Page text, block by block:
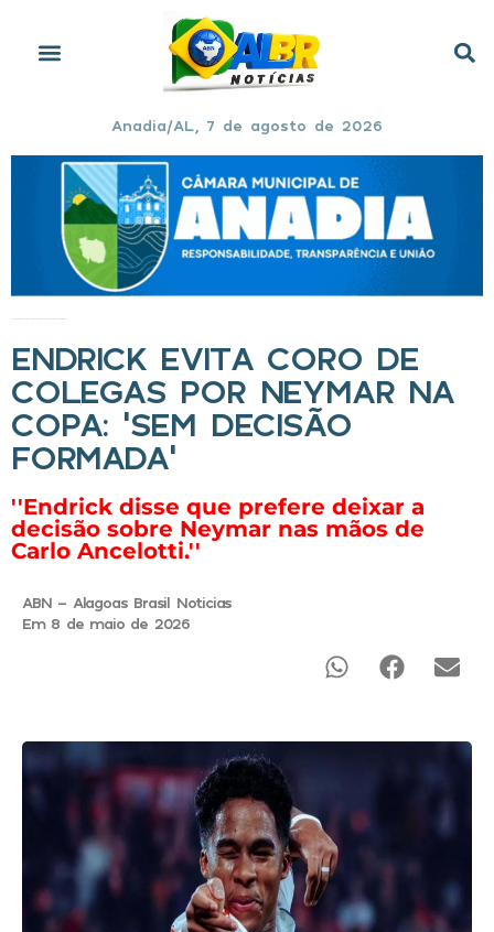
Anadia/AL, 7 de agosto de 2026
ENDRICK EVITA CORO DE
COLEGAS POR NEYMAR NA
COPA: ‘SEM DECISÃO
FORMADA’
''Endrick disse que prefere deixar a
decisão sobre Neymar nas mãos de
Carlo Ancelotti.''
ABN - Alagoas Brasil Noticias
Em 8 de maio de 2026